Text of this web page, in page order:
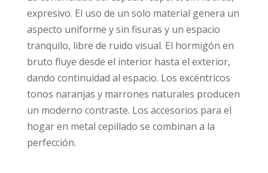
expresivo. El uso de un solo material genera un
aspecto uniforme y sin fisuras y un espacio
tranquilo, libre de ruido visual. El hormigón en
bruto fluye desde el interior hasta el exterior,
dando continuidad al espacio. Los excéntricos
tonos naranjas y marrones naturales producen
un moderno contraste. Los accesorios para el
hogar en metal cepillado se combinan a la
perfección.